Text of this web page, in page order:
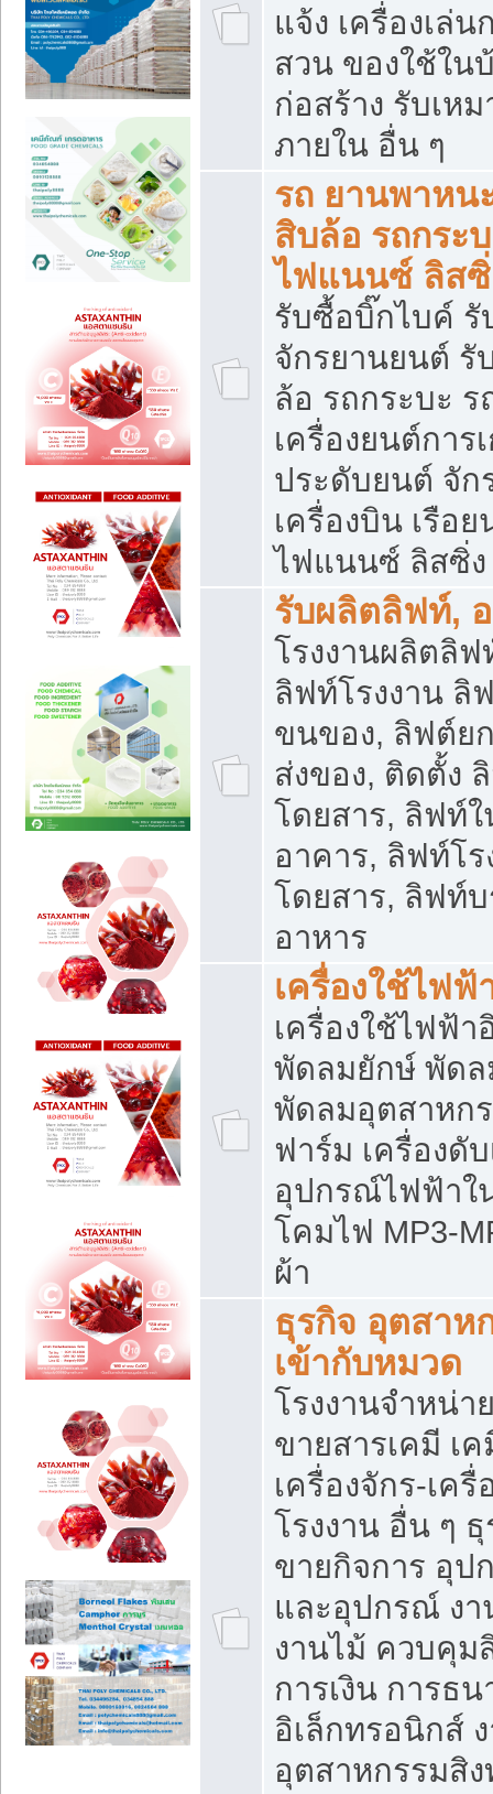
แจ้ง เครื่องเล่น
สวน ของใช้ใน
ก่อสร้าง รับเห
ภายใน อื่น ๆ
รถ ยานพาหน
สิบล้อ รถกระ
ไฟแนนซ์ ลิส
รับซื้อบิ๊กไบค์
จักรยานยนต์ รั
ล้อ รถกระบะ
เครื่องยนต์การ
ประดับยนต์ จัก
เครื่องบิน เรือ
ไฟแนนซ์ ลิสซิ่ง
รับผลิตลิฟท์,
โรงงานผลิตลิ
ลิฟท์โรงงาน ลิ
ขนของ, ลิฟต์ย
ส่งของ, ติดตั้ง
โดยสาร, ลิฟท์
อาคาร, ลิฟท์โ
โดยสาร, ลิฟท์
อาหาร
เครื่องใช้ไฟฟ้
เครื่องใช้ไฟฟ้า
พัดลมยักษ์ พัด
พัดลมอุตสาหก
ฟาร์ม เครื่องดั
อุปกรณ์ไฟฟ้าใ
โคมไฟ MP3-
ผ้า
ธุรกิจ อุตสาห
เข้ากับหมวด
โรงงานจำหน่
ขายสารเคมี เ
เครื่องจักร-เค
โรงงาน อื่น ๆ
ขายกิจการ อุป
และอุปกรณ์ ง
งานไม้ ควบคุม
การเงิน การธ
อิเล็กทรอนิกส์
อุตสาหกรรมสิ